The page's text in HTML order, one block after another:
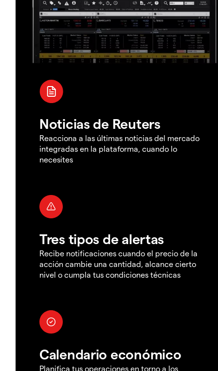
Noticias de Reuters
Reacciona a las últimas noticias del mercado
integradas en la plataforma, cuando lo
necesites
Tres tipos de alertas
Recibe notificaciones cuando el precio de la
acción cambie una cantidad, alcance cierto
nivel o cumpla tus condiciones técnicas
Calendario económico
Planifica tus operaciones en torno a los